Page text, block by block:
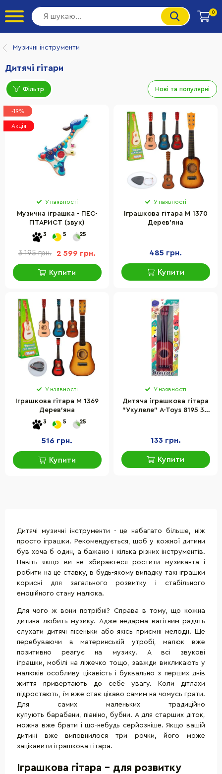
0
Музичні інструменти
Дитячі гітари
Фільтр Нові та популярні
-19%
Акція
У наявності
Музична іграшка - ПЕС-
ГІТАРИСТ (звук)
3 5 25
3 195 грн. 2 599 грн.
Купити
У наявності
Іграшкова гітара M 1370
Дерев'яна
485 грн.
Купити
У наявності
Іграшкова гітара M 1369
Дерев'яна
3 5 25
516 грн.
Купити
У наявності
Дитяча іграшкова гітара
"Укулеле" A-Toys 8195 30
133 грн.
Купити
Дитячі музичні інструменти - це набагато більше, ніж
просто іграшки. Рекомендується, щоб у кожної дитини
був хоча б один, а бажано і кілька різних інструментів.
Навіть якщо ви не збираєтеся ростити музиканта і
робити на це ставку, в будь-якому випадку такі іграшки
корисні для загального розвитку і стабільного
емоційного стану малюка.
Для чого ж вони потрібні? Справа в тому, що кожна
дитина любить музику. Адже недарма вагітним радять
слухати дитячі пісеньки або якісь приємні мелодії. Ще
перебуваючи в материнській утробі, малюк вже
позитивно реагує на музику. А всі звукові
іграшки, мобілі на ліжечко тощо, завжди викликають у
малюків особливу цікавість і буквально з перших днів
життя привертають до себе увагу. Коли дітлахи
підростають, їм вже стає цікаво самим на чомусь грати.
Для самих маленьких традиційно
купують барабани, піаніно, бубни. А для старших діток,
можна вже брати і що-небудь серйозніше. Якщо вашій
дитині вже виповнилося три рочки, його може
зацікавити іграшкова гітара.
Іграшкова гітара - для розвитку